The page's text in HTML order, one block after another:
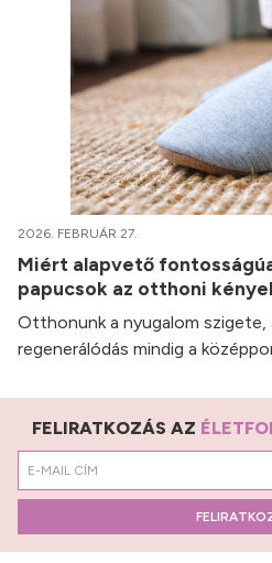
2026. FEBRUÁR 27.
Miért alapvető
papucsok az otthoni
Otthonunk a nyugalom szigete,
regenerálódás mindig a
FELIRATKOZÁS AZ